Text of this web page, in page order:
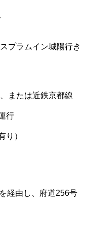
プラムイン城陽行き
または近鉄京都線
行
り）
経由し、府道256号